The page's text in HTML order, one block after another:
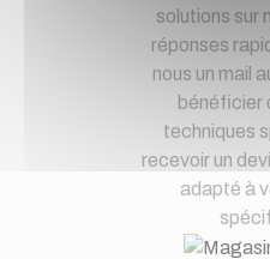
solutions sur
réponses
nous un mail
bénéficier
techniques
recevoir un
adapté à